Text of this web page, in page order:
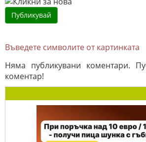
Въведете символите от картинката
Няма публикувани коментари.
коментар!